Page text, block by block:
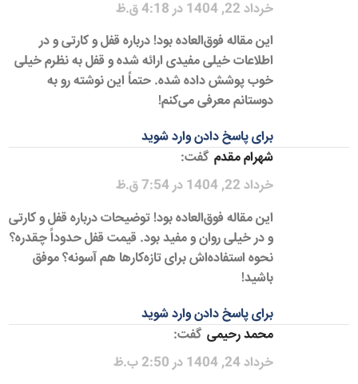
خرداد 22, 1404 در 4:18 ق.ظ
این مقاله فوق‌العاده بود! درباره قفل و کارتی و در
اطلاعات خیلی مفیدی ارائه شده و قفل به نظرم خیلی
خوب پوشش داده شده. حتماً این نوشته رو به
دوستانم معرفی می‌کنم!
برای پاسخ دادن وارد شوید
شهرام مقدم گفت:
خرداد 22, 1404 در 7:54 ق.ظ
این مقاله فوق‌العاده بود! توضیحات درباره قفل و کارتی
و در خیلی روان و مفید بود. قیمت قفل حدوداً چقدره؟
نحوه استفاده‌اش برای تازه‌کارها هم آسونه؟ موفق
باشید!
برای پاسخ دادن وارد شوید
محمد رحیمی گفت:
خرداد 24, 1404 در 2:50 ب.ظ